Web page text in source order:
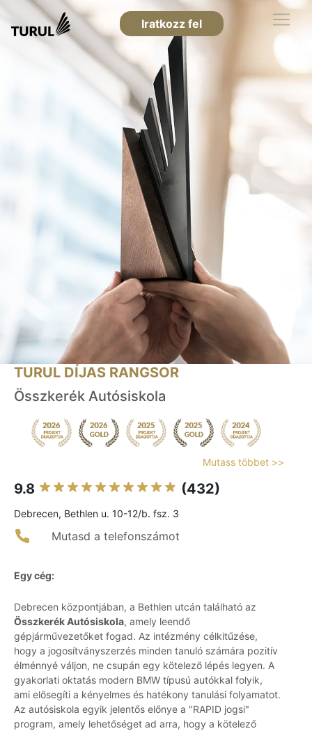
Iratkozz fel
TURUL DÍJAS RANGSOR
Összkerék Autósiskola
Mutass többet >>
9.8 (432)
Debrecen, Bethlen u. 10-12/b. fsz. 3
Mutasd a telefonszámot
Egy cég:
Debrecen központjában, a Bethlen utcán található az
Összkerék Autósiskola, amely leendő
gépjárművezetőket fogad. Az intézmény célkitűzése,
hogy a jogosítványszerzés minden tanuló számára pozitív
élménnyé váljon, ne csupán egy kötelező lépés legyen. A
gyakorlati oktatás modern BMW típusú autókkal folyik,
ami elősegíti a kényelmes és hatékony tanulási folyamatot.
Az autósiskola egyik jelentős előnye a "RAPID jogsi"
program, amely lehetőséget ad arra, hogy a kötelező